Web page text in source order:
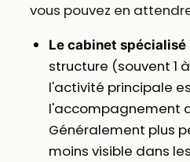
vous pouvez en
Le cabinet spécialisé
structure (souvent 1
l'activité principale
l'accompagnement
Généralement plus
moins visible dans